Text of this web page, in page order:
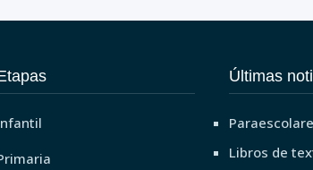
Últimas
Libros de